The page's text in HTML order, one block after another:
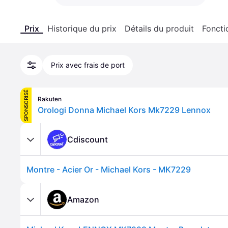
Prix Historique du prix Détails du produit
Prix avec frais de port
SPONSORISÉ Rakuten
Orologi Donna Michael Kors Mk7229 Lennox
Cdiscount
Montre - Acier Or - Michael Kors - MK7229
Amazon